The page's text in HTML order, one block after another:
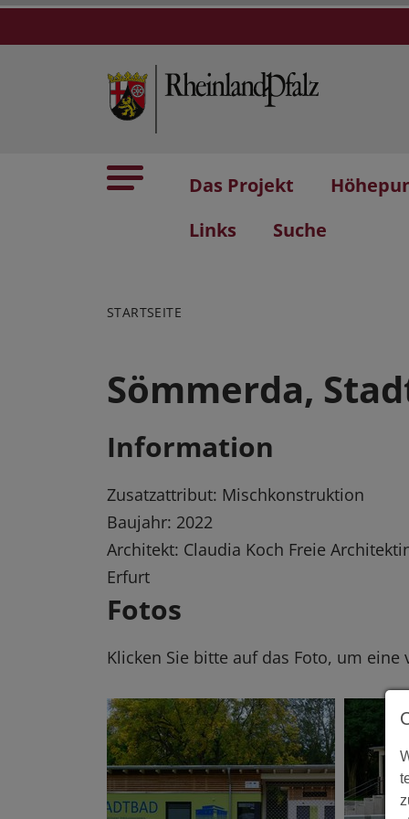
Das Projekt
Links
Suche
STARTSEITE
Sömmerda,
Information
Zusatzattribut: Mischkonstruktion
Baujahr: 2022
Architekt: Claudia Koch Freie
Erfurt
Fotos
Klicken Sie bitte auf das Foto, um